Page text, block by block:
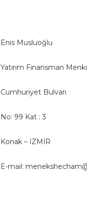
Enis Musluoğlu
Yatırım Finansman
Cumhuriyet Bulvarı
No: 99 Kat : 3
Konak – İZMİR
E-mail: